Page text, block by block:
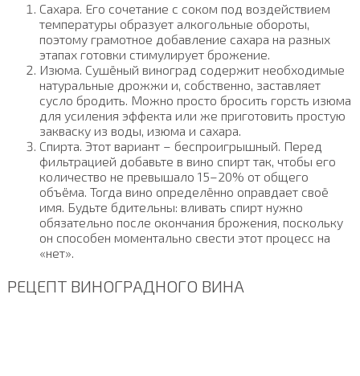
Сахара. Его сочетание с соком под воздействием
температуры образует алкогольные обороты,
поэтому грамотное добавление сахара на разных
этапах готовки стимулирует брожение.
Изюма. Сушёный виноград содержит необходимые
натуральные дрожжи и, собственно, заставляет
сусло бродить. Можно просто бросить горсть изюма
для усиления эффекта или же приготовить простую
закваску из воды, изюма и сахара.
Спирта. Этот вариант – беспроигрышный. Перед
фильтрацией добавьте в вино спирт так, чтобы его
количество не превышало 15–20% от общего
объёма. Тогда вино определённо оправдает своё
имя. Будьте бдительны: вливать спирт нужно
обязательно после окончания брожения, поскольку
он способен моментально свести этот процесс на
«нет».
РЕЦЕПТ ВИНОГРАДНОГО ВИНА